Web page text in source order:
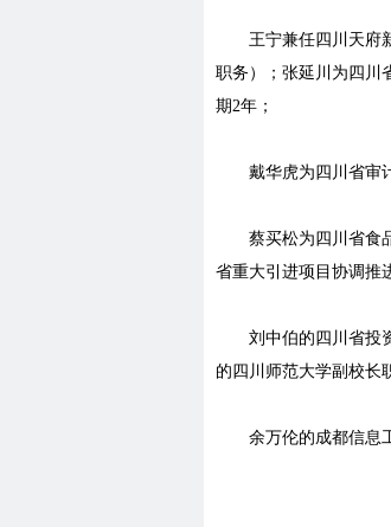
王宁兼任四川天府新
职务）；张延川为四川
期2年；
戴华虎为四川省审计
蔡买松为四川省食品
省重大引进项目协调推
刘中伯的四川省投资
的四川师范大学副校长
余万伦的成都信息工